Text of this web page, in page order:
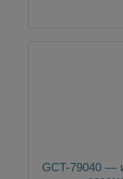
GCT-79040 —